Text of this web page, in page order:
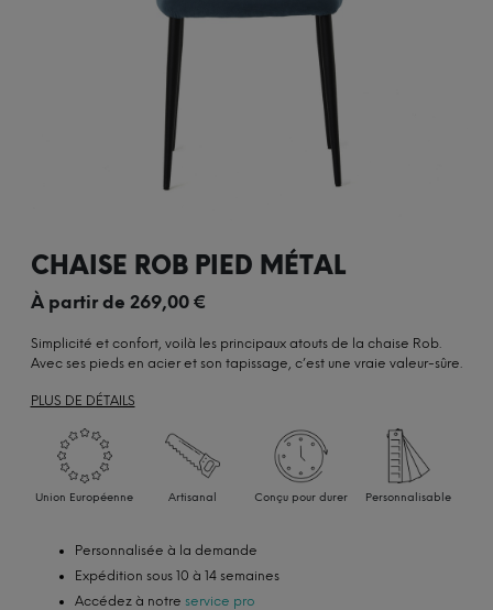
CHAISE ROB PIED MÉTAL
À partir de 269,00€
Simplicité et confort, voilà les principaux atouts de la chaise Rob.
Avec ses pieds en acier et son tapissage, c’est une vraie valeur-sûre.
PLUS DE DÉTAILS
Union Européenne Artisanal Conçu pour durer Personnalisable
Personnalisée à la demande
Expédition sous 10 à 14 semaines
Accédez à notre service pro